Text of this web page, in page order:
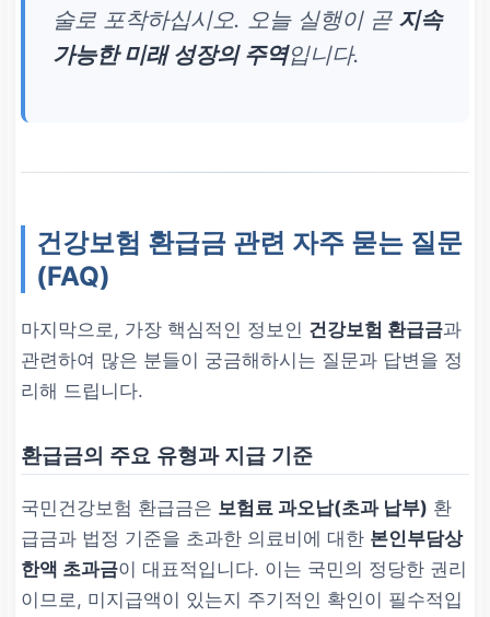
술로 포착하십시오. 오늘 실행이 곧 지속
가능한 미래 성장의 주역입니다.
건강보험 환급금 관련 자주 묻는 질문
(FAQ)
마지막으로, 가장 핵심적인 정보인 건강보험 환급금과
관련하여 많은 분들이 궁금해하시는 질문과 답변을 정
리해 드립니다.
환급금의 주요 유형과 지급 기준
국민건강보험 환급금은 보험료 과오납(초과 납부) 환
급금과 법정 기준을 초과한 의료비에 대한 본인부담상
한액 초과금이 대표적입니다. 이는 국민의 정당한 권리
이므로, 미지급액이 있는지 주기적인 확인이 필수적입